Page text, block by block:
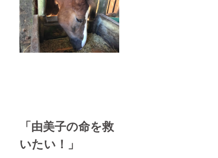
「由美子の命を救
いたい！」